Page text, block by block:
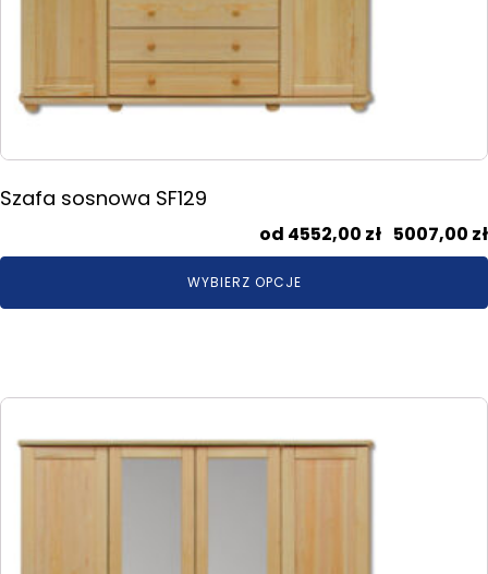
Szafa sosnowa SF129
4552,00 zł 5007,00 zł
WYBIERZ OPCJE
Ten